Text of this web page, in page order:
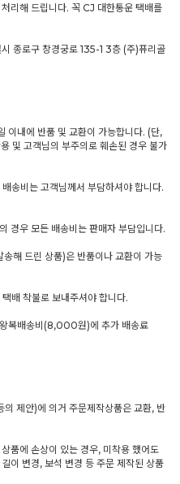
리해 드립니다. 꼭 CJ 대한통운 택배를
종로구 창경궁로 135-1 3층 (주)퓨리골
이내에 반품 및 교환이 가능합니다. (단,
및 고객님의 부주의로 훼손된 경우 불가
송비는 고객님께서 부담하셔야 합니다.
경우 모든 배송비는 판매자 부담입니다.
송해 드린 상품)은 반품이나 교환이 가능
배 착불로 보내주셔야 합니다.
왕복배송비(8,000원)에 추가 배송료
의 제안)에 의거 주문제작상품은 교환, 반
품에 손상이 있는 경우, 미착용 했어도
이 변경, 보석 변경 등 주문 제작된 상품